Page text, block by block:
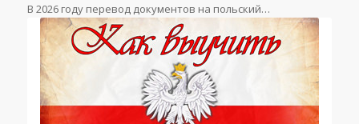
В 2026 году перевод документов на польский…